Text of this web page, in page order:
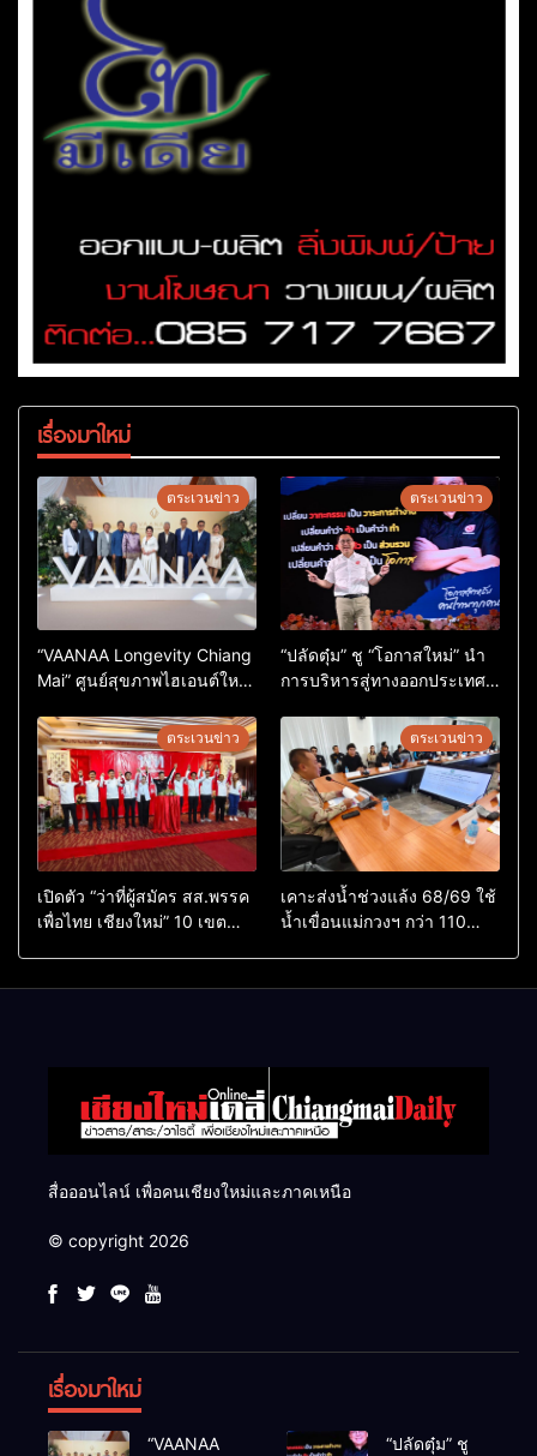
เรื่องมาใหม่
ตระเวนข่าว
“VAANAA Longevity Chiang
Mai” ศูนย์สุขภาพไฮเอนต์ใหญ่
ตระเวนข่าว
“ปลัดตุ๋ม” ชู “โอกาสใหม่” นำ
การบริหารสู่ทางออกประเทศ
ตระเวนข่าว
เปิดตัว “ว่าที่ผู้สมัคร สส.พรรค
เพื่อไทย เชียงใหม่” 10 เขต
ตระเวนข่าว
เคาะส่งน้ำช่วงแล้ง 68/69 ใช้
น้ำเขื่อนแม่กวงฯ กว่า 110
สื่อออนไลน์ เพื่อคนเชียงใหม่และภาคเหนือ
© copyright 2026
เรื่องมาใหม่
“VAANAA “ปลัดตุ๋ม” ชู